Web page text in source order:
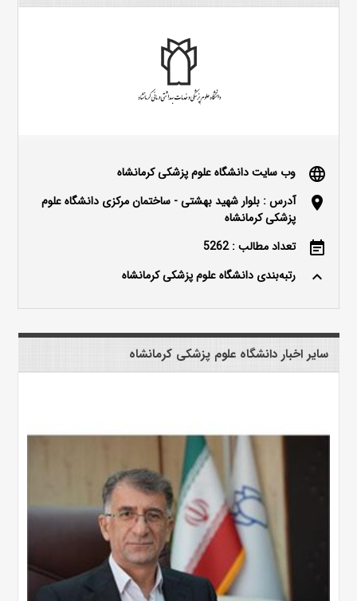
language وب سایت دانشگاه علوم پزشکی کرمانشاه
location_on
آدرس : بلوار شهید بهشتی - ساختمان مرکزی دانشگاه علوم
پزشکی کرمانشاه
event_note تعداد مطالب : 5262
keyboard_arrow_up رتبه‌بندی دانشگاه علوم پزشکی کرمانشاه
سایر اخبار دانشگاه علوم پزشکی کرمانشاه